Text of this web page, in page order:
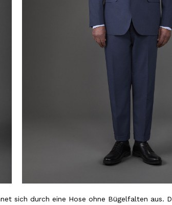
sich durch eine Hose ohne Bügelfalten aus.